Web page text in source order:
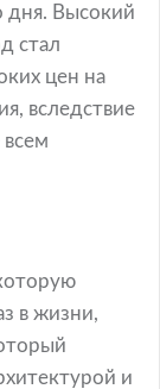
дня. Высокий
стал
цен на
вследствие
в жизни,
и